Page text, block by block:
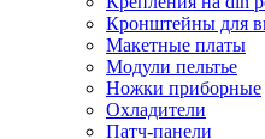
Кронштейны для
Макетные платы
Модули пельтье
Ножки приборные
Охладители
Патч-панели